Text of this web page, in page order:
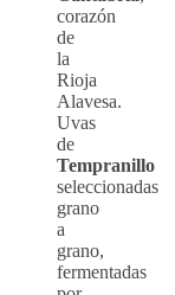
corazón
de
la
Rioja
Alavesa.
Uvas
de
Tempranillo
seleccionadas
grano
a
grano,
fermentadas